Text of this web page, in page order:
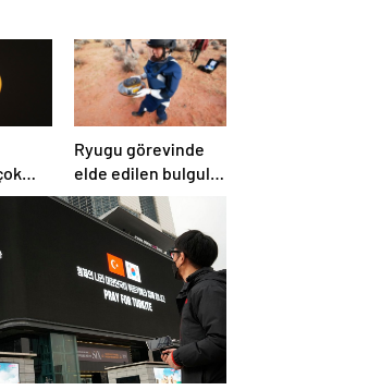
Ay’
Ryugu görevinde
elde edilen bulgular
suyun dünyaya
asteroitlerce
getirilmiş
olabileceğini
gösteriyor